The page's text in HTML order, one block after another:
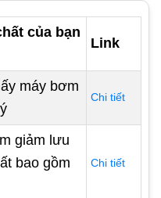
của bạn
Link
máy bơm
Chi tiết
giảm lưu
bao gồm
Chi tiết